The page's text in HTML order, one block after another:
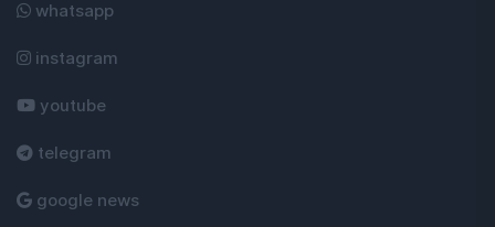
whatsapp
instagram
youtube
telegram
google news